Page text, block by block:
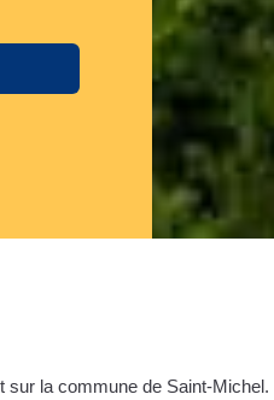
sur la commune de Saint-Michel.